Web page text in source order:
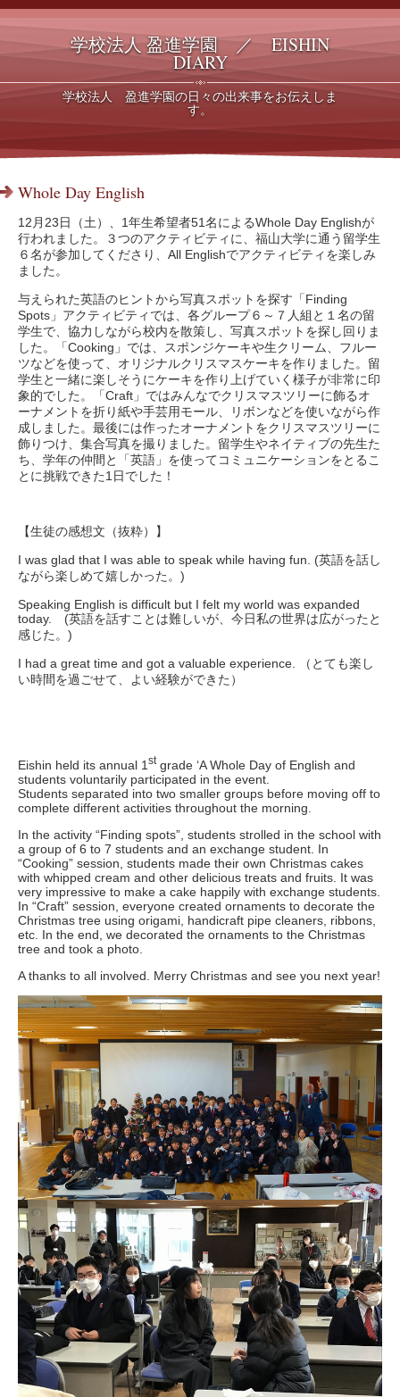
学校法人 盈進学園 ／ EISHIN
DIARY
学校法人 盈進学園の日々の出来事をお伝えしま
す。
Whole Day English
12月23日（土）、1年生希望者51名によるWhole Day Englishが
行われました。３つのアクティビティに、福山大学に通う留学生
６名が参加してくださり、All Englishでアクティビティを楽しみ
ました。
与えられた英語のヒントから写真スポットを探す「Finding
Spots」アクティビティでは、各グループ６～７人組と１名の留
学生で、協力しながら校内を散策し、写真スポットを探し回りま
した。「Cooking」では、スポンジケーキや生クリーム、フルー
ツなどを使って、オリジナルクリスマスケーキを作りました。留
学生と一緒に楽しそうにケーキを作り上げていく様子が非常に印
象的でした。「Craft」ではみんなでクリスマスツリーに飾るオ
ーナメントを折り紙や手芸用モール、リボンなどを使いながら作
成しました。最後には作ったオーナメントをクリスマスツリーに
飾りつけ、集合写真を撮りました。留学生やネイティブの先生た
ち、学年の仲間と「英語」を使ってコミュニケーションをとるこ
とに挑戦できた1日でした！
【生徒の感想文（抜粋）】
I was glad that I was able to speak while having fun. (英語を話し
ながら楽しめて嬉しかった。)
Speaking English is difficult but I felt my world was expanded
today. (英語を話すことは難しいが、今日私の世界は広がったと
感じた。)
I had a great time and got a valuable experience. （とても楽し
い時間を過ごせて、よい経験ができた）
Eishin held its annual 1 stgrade ‘A Whole Day of English and
students voluntarily participated in the event.
Students separated into two smaller groups before moving off to
complete different activities throughout the morning.
In the activity “Finding spots”, students strolled in the school with
a group of 6 to 7 students and an exchange student. In
“Cooking” session, students made their own Christmas cakes
with whipped cream and other delicious treats and fruits. It was
very impressive to make a cake happily with exchange students.
In “Craft” session, everyone created ornaments to decorate the
Christmas tree using origami, handicraft pipe cleaners, ribbons,
etc. In the end, we decorated the ornaments to the Christmas
tree and took a photo.
A thanks to all involved. Merry Christmas and see you next year!